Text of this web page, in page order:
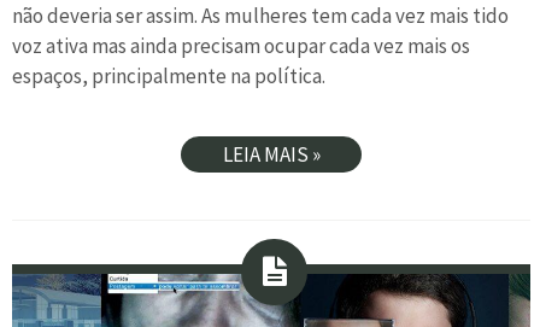
não deveria ser assim. As mulheres tem cada vez mais tido
voz ativa mas ainda precisam ocupar cada vez mais os
espaços, principalmente na política.
LEIA MAIS »